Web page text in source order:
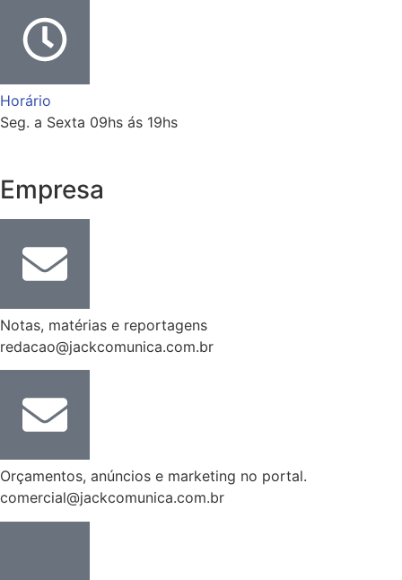
Horário
Seg. a Sexta 09hs ás 19hs
Empresa
Notas, matérias e reportagens
redacao@jackcomunica.com.br
Orçamentos, anúncios e marketing no portal.
comercial@jackcomunica.com.br